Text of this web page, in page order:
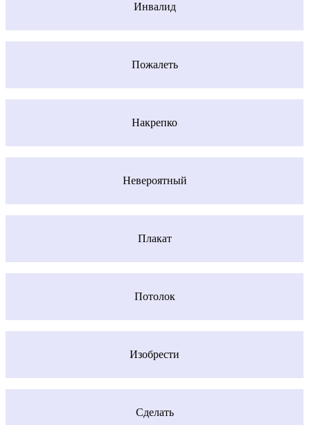
Инвалид
Пожалеть
Накрепко
Невероятный
Плакат
Потолок
Изобрести
Сделать